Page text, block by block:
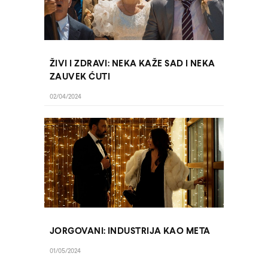
ŽIVI I ZDRAVI: NEKA KAŽE SAD I NEKA
ZAUVEK ĆUTI
02/04/2024
JORGOVANI: INDUSTRIJA KAO META
01/05/2024